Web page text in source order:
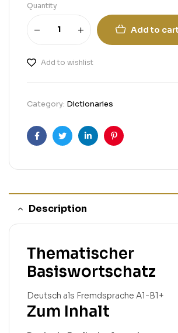
Quantity
Add to cart
Add to wishlist
Category: Dictionaries
FacebookTwitterLinkedinPinterest
Description
Thematischer
Basiswortschatz
Deutsch als Fremdsprache A1-B1+
Zum Inhalt